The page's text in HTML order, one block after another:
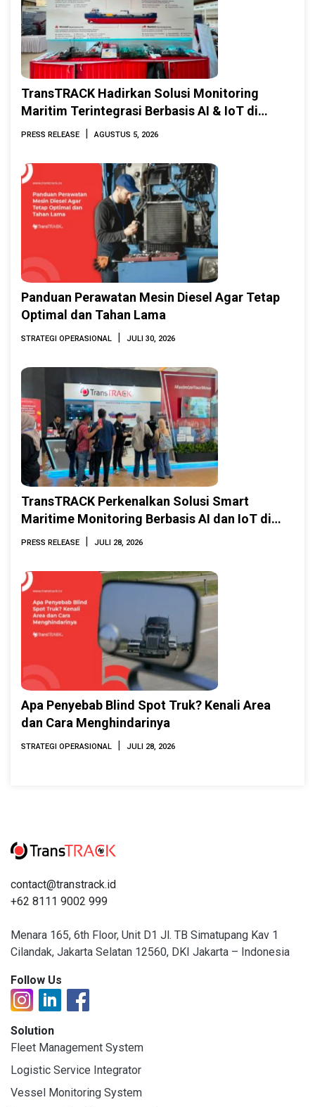
TransTRACK Hadirkan Solusi Monitoring
Maritim Terintegrasi Berbasis AI & IoT di
Indonesia Marine & Offshore Expo (IMOX)
PRESS RELEASE | AGUSTUS 5, 2026
Panduan Perawatan Mesin Diesel Agar Tetap
Optimal dan Tahan Lama
STRATEGI OPERASIONAL | JULI 30, 2026
TransTRACK Perkenalkan Solusi Smart
Maritime Monitoring Berbasis AI dan IoT di
INAMARINE 2026
PRESS RELEASE | JULI 28, 2026
Apa Penyebab Blind Spot Truk? Kenali Area
dan Cara Menghindarinya
STRATEGI OPERASIONAL | JULI 28, 2026
contact@transtrack.id
+62 8111 9002 999
Menara 165, 6th Floor, Unit D1 Jl. TB Simatupang Kav 1
Cilandak, Jakarta Selatan 12560, DKI Jakarta – Indonesia
Follow Us
Solution
Fleet Management System
Logistic Service Integrator
Vessel Monitoring System